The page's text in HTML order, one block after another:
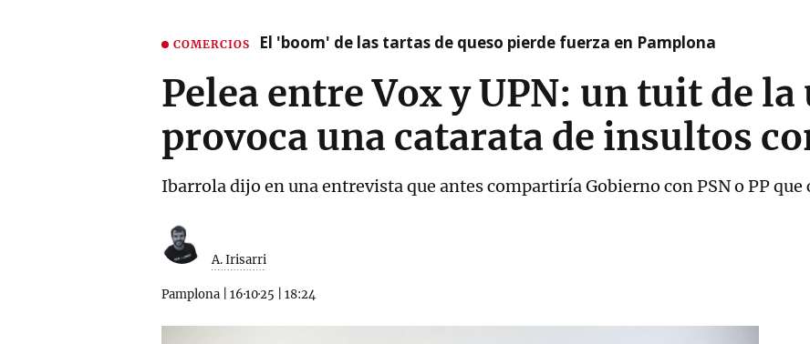
COMERCIOS El 'boom' de las tartas de queso pierde fuerza en Pamplona
Pelea entre Vox y UPN: un tuit de
provoca una catarata de insultos
Ibarrola dijo en una entrevista que antes compartiría Gobierno con PSN o PP que
A. Irisarri
Pamplona 16·10·25 18:24